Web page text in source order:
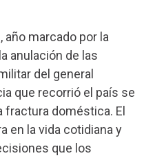
año marcado por la
anulación de las
del general
que recorrió el país se
fractura doméstica. El
en la vida cotidiana y
que los